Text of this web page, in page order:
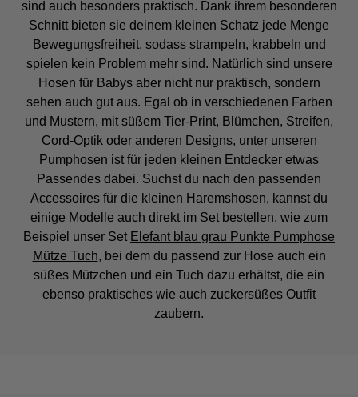
sind auch besonders praktisch. Dank ihrem besonderen
Schnitt bieten sie deinem kleinen Schatz jede Menge
Bewegungsfreiheit, sodass strampeln, krabbeln und
spielen kein Problem mehr sind. Natürlich sind unsere
Hosen für Babys aber nicht nur praktisch, sondern
sehen auch gut aus. Egal ob in verschiedenen Farben
und Mustern, mit süßem Tier-Print, Blümchen, Streifen,
Cord-Optik oder anderen Designs, unter unseren
Pumphosen ist für jeden kleinen Entdecker etwas
Passendes dabei. Suchst du nach den passenden
Accessoires für die kleinen Haremshosen, kannst du
einige Modelle auch direkt im Set bestellen, wie zum
Beispiel unser Set Elefant blau grau Punkte Pumphose
Mütze Tuch, bei dem du passend zur Hose auch ein
süßes Mützchen und ein Tuch dazu erhältst, die ein
ebenso praktisches wie auch zuckersüßes Outfit
zaubern.